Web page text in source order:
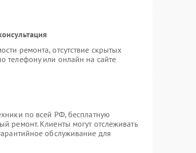
ремонта, отсутствие скрытых
телефону или онлайн на сайте
по всей РФ, бесплатную
ремонт. Клиенты могут отслеживать
обслуживание для